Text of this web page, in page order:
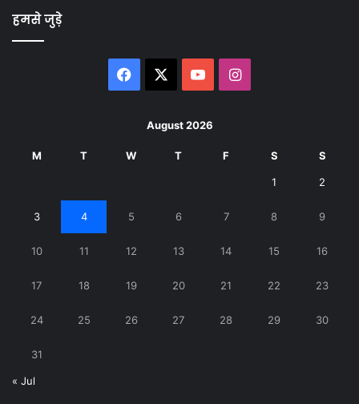
हमसे जुड़े
Facebook YouTubeInstagram
August 2026
M T W T F S S
1 2
3 4 5 6 7 8 9
10 11 12 13 14 15 16
17 18 19 20 21 22 23
24 25 26 27 28 29 30
31
« Jul